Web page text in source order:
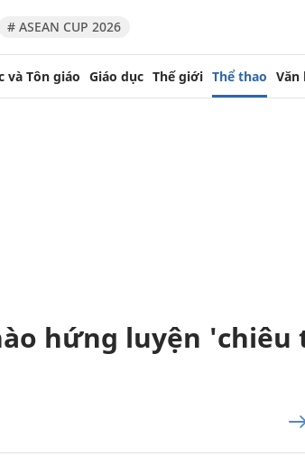
# ASEAN CUP 2026
và Tôn giáo Giáo dục Thế giới Thể thao Văn
hứng luyện 'chiêu